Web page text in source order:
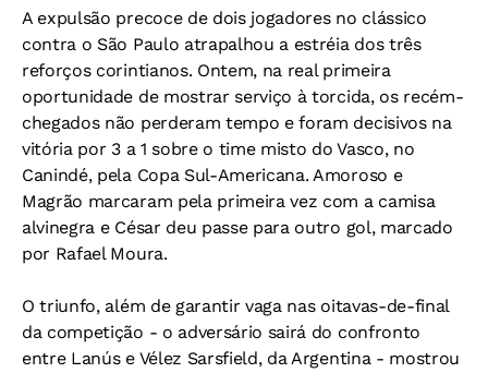
A expulsão precoce de dois jogadores no clássico
contra o São Paulo atrapalhou a estréia dos três
reforços corintianos. Ontem, na real primeira
oportunidade de mostrar serviço à torcida, os recém-
chegados não perderam tempo e foram decisivos na
vitória por 3 a 1 sobre o time misto do Vasco, no
Canindé, pela Copa Sul-Americana. Amoroso e
Magrão marcaram pela primeira vez com a camisa
alvinegra e César deu passe para outro gol, marcado
por Rafael Moura.
O triunfo, além de garantir vaga nas oitavas-de-final
da competição - o adversário sairá do confronto
entre Lanús e Vélez Sarsfield, da Argentina - mostrou